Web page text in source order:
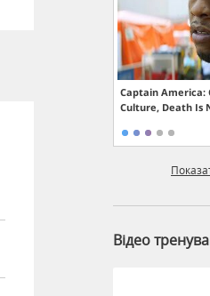
Captain America:
Culture, Death Is
Відео